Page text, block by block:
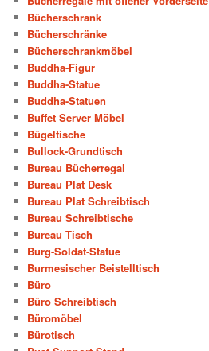
Bücherschrank
Bücherschränke
Bücherschrankmöbel
Buddha-Figur
Buddha-Statue
Buddha-Statuen
Buffet Server Möbel
Bügeltische
Bullock-Grundtisch
Bureau Bücherregal
Bureau Plat Desk
Bureau Plat Schreibtisch
Bureau Schreibtische
Bureau Tisch
Burg-Soldat-Statue
Burmesischer Beistelltisch
Büro
Büro Schreibtisch
Büromöbel
Bürotisch